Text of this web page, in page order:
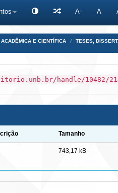
A- A
E CIENTÍFICA TESES,
handle/10482/
Tamanho
743,17 kB